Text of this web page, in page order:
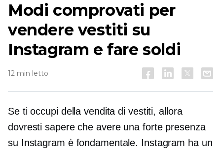
Modi comprovati per
vendere vestiti su
Instagram e fare soldi
12 min letto
Se ti occupi della vendita di vestiti, allora
dovresti sapere che avere una forte presenza
su Instagram è fondamentale. Instagram ha un